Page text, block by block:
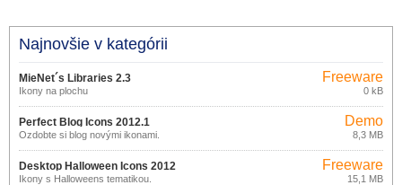
Najnovšie v kategórii
MieNet´s Libraries 2.3
Ikony na plochu
Freeware
0 kB
Perfect Blog Icons 2012.1
Ozdobte si blog novými ikonami.
Demo
8,3 MB
Desktop Halloween Icons 2012
Ikony s Halloweens tematikou.
Freeware
15,1 MB